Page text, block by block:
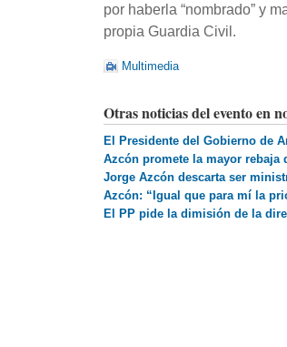
por haberla “nombrado” y
propia Guardia Civil.
Multimedia
Otras noticias del evento en
El Presidente del Gobierno de
Azcón promete la mayor
Jorge Azcón descarta ser
Azcón: “Igual que para mí la
El PP pide la dimisión de la